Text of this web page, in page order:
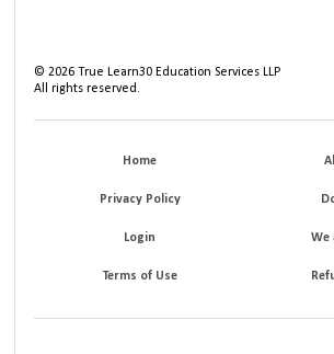
©2026 True Learn30 Education Services LLP
All rights reserved.
Home
Privacy Policy
Login We
Terms of Use